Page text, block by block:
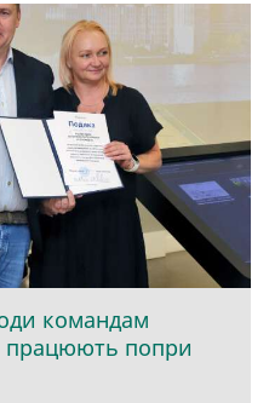
командам
працюють попри